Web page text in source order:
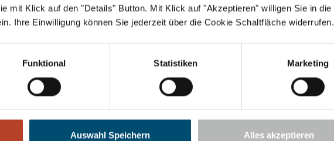
mit Klick auf den "Details" Button. Mit Klick auf "Akzeptieren" willigen Sie in die
Ihre Einwilligung können Sie jederzeit über die Cookie Schaltfläche widerrufen.
Funktional Statistiken Marketing
Auswahl Speichern Alles akzeptieren
Meisterwert Perspektive und
das Börsengeschehen im